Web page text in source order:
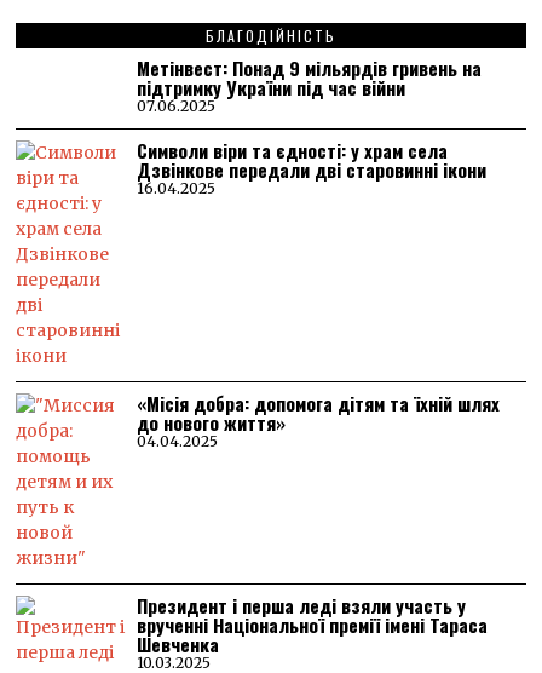
БЛАГОДІЙНІСТЬ
Метінвест: Понад 9 мільярдів гривень на
підтримку України під час війни
07.06.2025
Символи віри та єдності: у храм села
Дзвінкове передали дві старовинні ікони
16.04.2025
«Місія добра: допомога дітям та їхній шлях
до нового життя»
04.04.2025
Президент і перша леді взяли участь у
врученні Національної премії імені Тараса
Шевченка
10.03.2025